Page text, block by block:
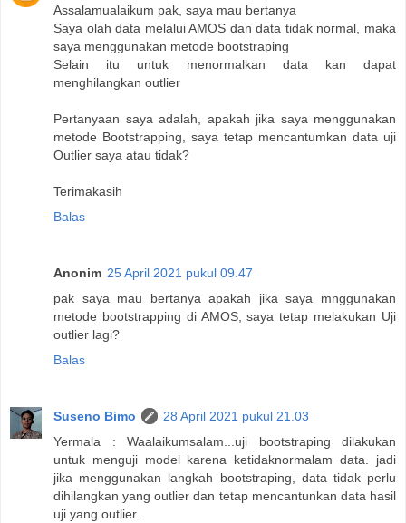
Assalamualaikum pak, saya mau bertanya
Saya olah data melalui AMOS dan data tidak normal, maka
saya menggunakan metode bootstraping
Selain itu untuk menormalkan data kan dapat
menghilangkan outlier
Pertanyaan saya adalah, apakah jika saya menggunakan
metode Bootstrapping, saya tetap mencantumkan data uji
Outlier saya atau tidak?
Terimakasih
Balas
Anonim 25 April 2021 pukul 09.47
pak saya mau bertanya apakah jika saya mnggunakan
metode bootstrapping di AMOS, saya tetap melakukan Uji
outlier lagi?
Balas
Suseno Bimo
28 April 2021 pukul 21.03
Yermala : Waalaikumsalam...uji bootstraping dilakukan
untuk menguji model karena ketidaknormalam data. jadi
jika menggunakan langkah bootstraping, data tidak perlu
dihilangkan yang outlier dan tetap mencantunkan data hasil
uji yang outlier.